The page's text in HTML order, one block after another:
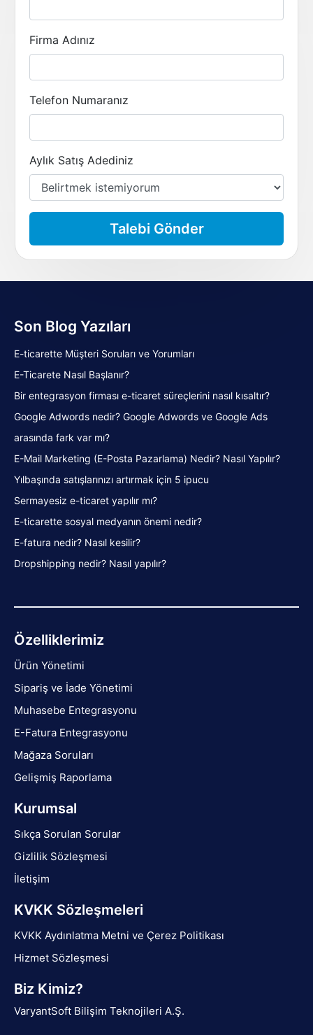
Firma Adınız
Telefon Numaranız
Aylık Satış Adediniz
Talebi Gönder
Son Blog Yazıları
E-ticarette Müşteri Soruları ve Yorumları
E-Ticarete Nasıl Başlanır?
Bir entegrasyon firması e-ticaret süreçlerini nasıl kısaltır?
Google Adwords nedir? Google Adwords ve Google Ads
arasında fark var mı?
E-Mail Marketing (E-Posta Pazarlama) Nedir? Nasıl Yapılır?
Yılbaşında satışlarınızı artırmak için 5 ipucu
Sermayesiz e-ticaret yapılır mı?
E-ticarette sosyal medyanın önemi nedir?
E-fatura nedir? Nasıl kesilir?
Dropshipping nedir? Nasıl yapılır?
Özelliklerimiz
Ürün Yönetimi
Sipariş ve İade Yönetimi
Muhasebe Entegrasyonu
E-Fatura Entegrasyonu
Mağaza Soruları
Gelişmiş Raporlama
Kurumsal
Sıkça Sorulan Sorular
Gizlilik Sözleşmesi
İletişim
KVKK Sözleşmeleri
KVKK Aydınlatma Metni ve Çerez Politikası
Hizmet Sözleşmesi
Biz Kimiz?
VaryantSoft Bilişim Teknojileri A.Ş.